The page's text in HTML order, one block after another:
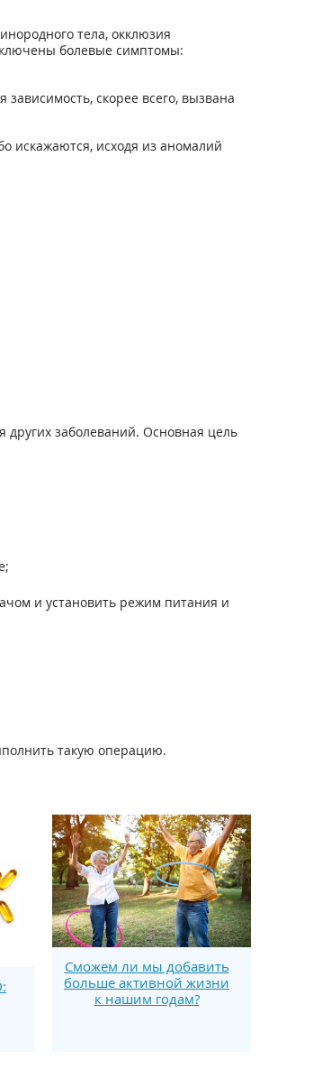
тела, окклюзия
болевые симптомы:
скорее всего, вызвана
искажаются, исходя из аномалий
других заболеваний. Основная цель
и установить режим питания и
такую операцию.
Сможем ли мы добавить
больше активной жизни
к нашим годам?